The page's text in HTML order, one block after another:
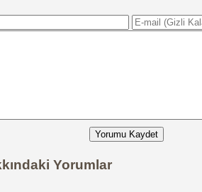
Yorumu Kaydet
Yorumlar